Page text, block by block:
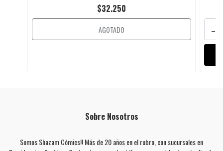
$32.250
AGOTADO -
Sobre Nosotros
Somos Shazam Cómics!! Más de 20 años en el rubro, con sucursales en